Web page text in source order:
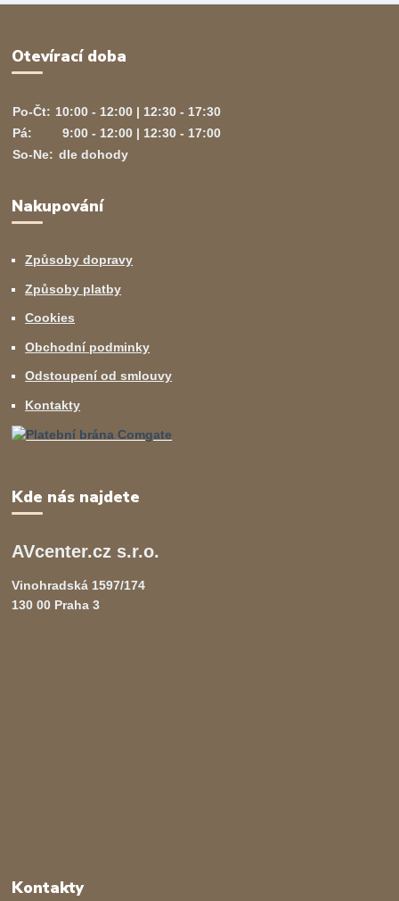
Otevírací doba
Po-Čt: 10:00 - 12:00 | 12:30 - 17:30
Pá:
9:00 - 12:00 | 12:30 - 17:00
So-Ne: dle dohody
Nakupování
Způsoby dopravy
Způsoby platby
Cookies
Obchodní podminky
Odstoupení od smlouvy
Kontakty
Kde nás najdete
AVcenter.cz s.r.o.
Vinohradská 1597/174
130 00 Praha 3
Kontakty